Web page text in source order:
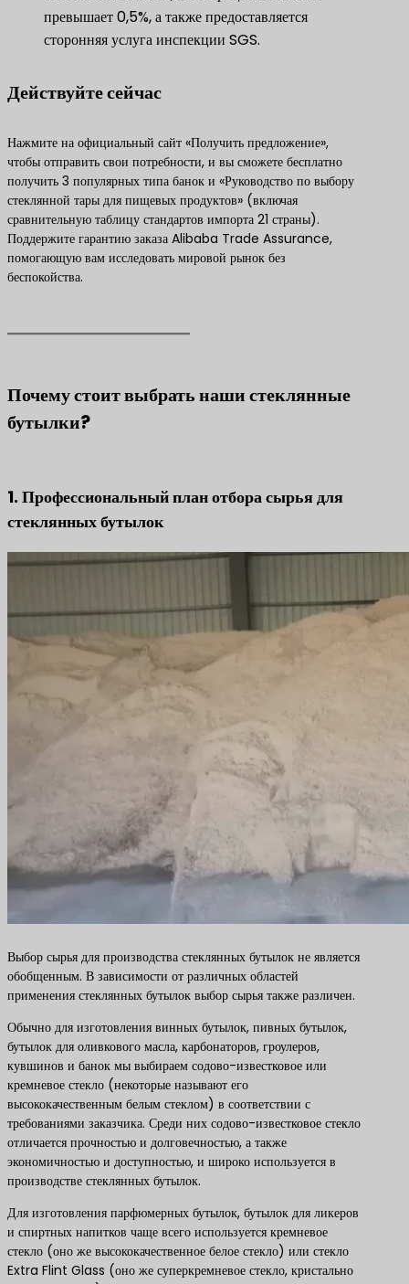
превышает 0,5%, а также предоставляется
сторонняя услуга инспекции SGS.
Действуйте сейчас
Нажмите на официальный сайт «Получить предложение»,
чтобы отправить свои потребности, и вы сможете бесплатно
получить 3 популярных типа банок и «Руководство по выбору
стеклянной тары для пищевых продуктов» (включая
сравнительную таблицу стандартов импорта 21 страны).
Поддержите гарантию заказа Alibaba Trade Assurance,
помогающую вам исследовать мировой рынок без
беспокойства.
Почему стоит выбрать наши стеклянные
бутылки?
1. Профессиональный план отбора сырья для
стеклянных бутылок
Выбор сырья для производства стеклянных бутылок не является
обобщенным. В зависимости от различных областей
применения стеклянных бутылок выбор сырья также различен.
Обычно для изготовления винных бутылок, пивных бутылок,
бутылок для оливкового масла, карбонаторов, гроулеров,
кувшинов и банок мы выбираем содово-известковое или
кремневое стекло (некоторые называют его
высококачественным белым стеклом) в соответствии с
требованиями заказчика. Среди них содово-известковое стекло
отличается прочностью и долговечностью, а также
экономичностью и доступностью, и широко используется в
производстве стеклянных бутылок.
Для изготовления парфюмерных бутылок, бутылок для ликеров
и спиртных напитков чаще всего используется кремневое
стекло (оно же высококачественное белое стекло) или стекло
Extra Flint Glass (оно же суперкремневое стекло, кристально